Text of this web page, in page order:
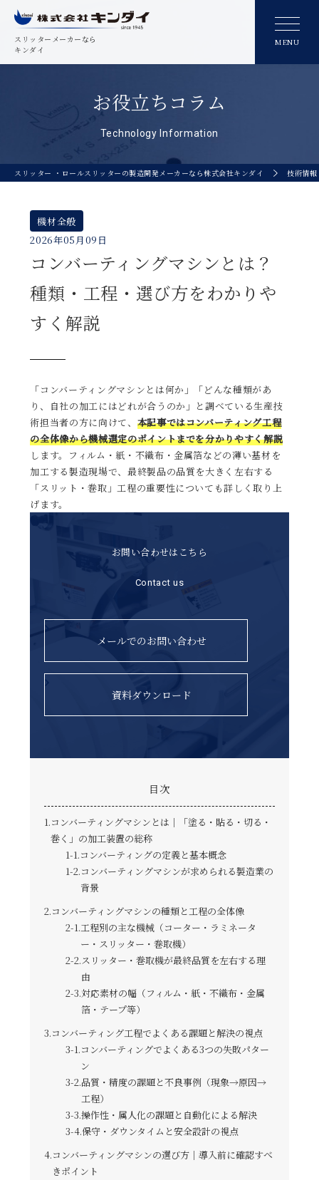
スリッターメーカーなら
キンダイ
MENU
お役立ちコラム
Technology Information
スリッター ・ロールスリッターの製造開発メーカーなら株式会社キンダイ 技術情報
機材全般
2026年05月09日
コンバーティングマシンとは？
種類・工程・選び方をわかりや
すく解説
「コンバーティングマシンとは何か」「どんな種類があ
り、自社の加工にはどれが合うのか」と調べている生産技
術担当者の方に向けて、 本記事ではコンバーティング工程
の全体像から機械選定のポイントまでを分かりやすく解説
します。フィルム・紙・不織布・金属箔などの薄い基材を
加工する製造現場で、最終製品の品質を大きく左右する
「スリット・巻取」工程の重要性についても詳しく取り上
げます。
お問い合わせはこちら
Contact us
メールでのお問い合わせ
資料ダウンロード
目次
コンバーティングマシンとは｜「塗る・貼る・切る・
巻く」の加工装置の総称
コンバーティングの定義と基本概念
コンバーティングマシンが求められる製造業の
背景
コンバーティングマシンの種類と工程の全体像
工程別の主な機械（コーター・ラミネータ
ー・スリッター・巻取機）
スリッター・巻取機が最終品質を左右する理
由
対応素材の幅（フィルム・紙・不織布・金属
箔・テープ等）
コンバーティング工程でよくある課題と解決の視点
コンバーティングでよくある3つの失敗パター
ン
品質・精度の課題と不良事例（現象→原因→
工程）
操作性・属人化の課題と自動化による解決
保守・ダウンタイムと安全設計の視点
コンバーティングマシンの選び方｜導入前に確認すべ
きポイント